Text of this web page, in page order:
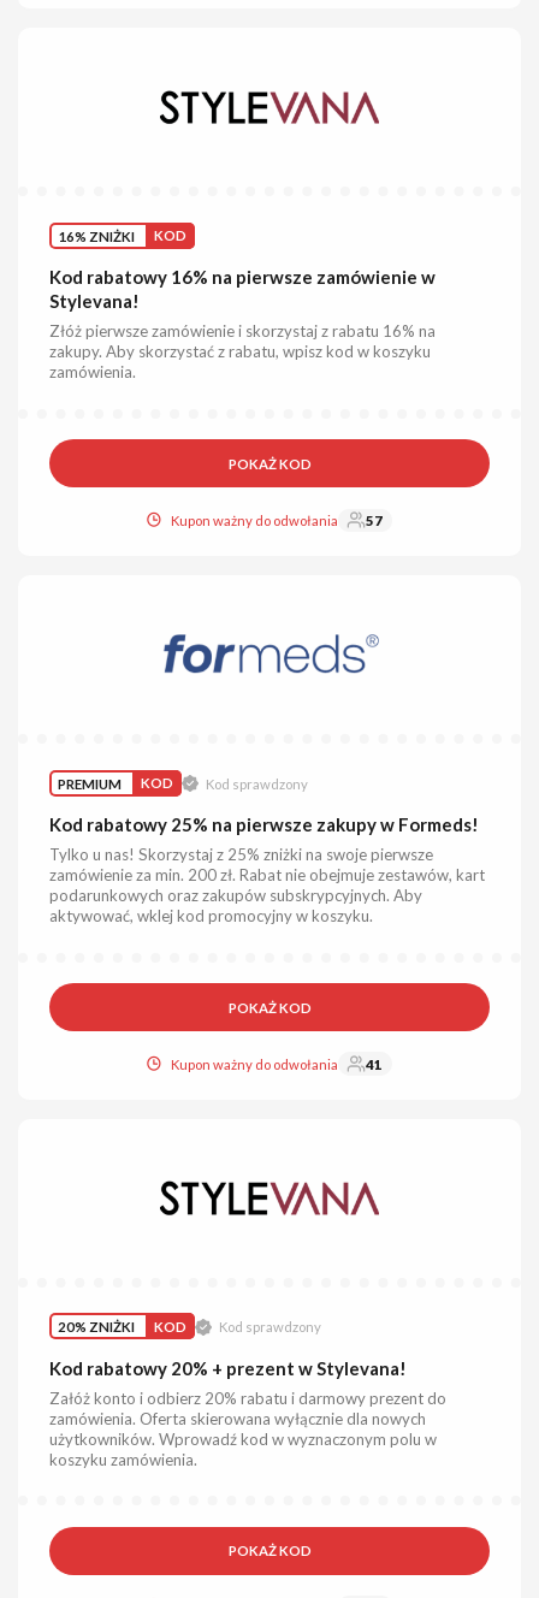
16% ZNIŻKI KOD
Kod rabatowy 16% na pierwsze zamówienie w
Stylevana!
Złóż pierwsze zamówienie i skorzystaj z rabatu 16% na
zakupy. Aby skorzystać z rabatu, wpisz kod w koszyku
zamówienia.
POKAŻ KOD
Kupon ważny do odwołania 57
PREMIUM KOD Kod sprawdzony
Kod rabatowy 25% na pierwsze zakupy w Formeds!
Tylko u nas! Skorzystaj z 25% zniżki na swoje pierwsze
zamówienie za min. 200 zł. Rabat nie obejmuje zestawów, kart
podarunkowych oraz zakupów subskrypcyjnych. Aby
aktywować, wklej kod promocyjny w koszyku.
POKAŻ KOD
Kupon ważny do odwołania 41
20% ZNIŻKI KOD Kod sprawdzony
Kod rabatowy 20% + prezent w Stylevana!
Załóż konto i odbierz 20% rabatu i darmowy prezent do
zamówienia. Oferta skierowana wyłącznie dla nowych
użytkowników. Wprowadź kod w wyznaczonym polu w
koszyku zamówienia.
POKAŻ KOD